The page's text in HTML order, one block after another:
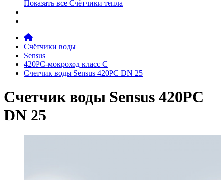
Показать все Счётчики тепла
Счётчики воды
Sensus
420PC-мокроход класс С
Счетчик воды Sensus 420PC DN 25
Счетчик воды Sensus 420PC
DN 25